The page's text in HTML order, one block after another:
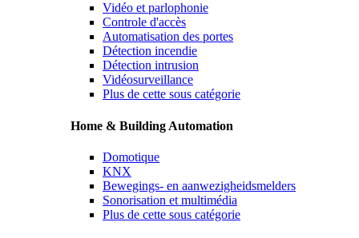
Vidéo et parlophonie
Controle d'accès
Automatisation des portes
Détection incendie
Détection intrusion
Vidéosurveillance
Plus de cette sous catégorie
Home & Building Automation
Domotique
KNX
Bewegings- en aanwezigheidsmelders
Sonorisation et multimédia
Plus de cette sous catégorie